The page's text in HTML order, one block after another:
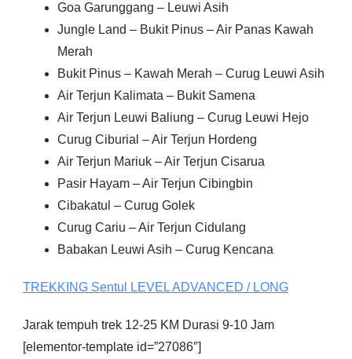
Goa Garunggang – Leuwi Asih
Jungle Land – Bukit Pinus – Air Panas Kawah
Merah
Bukit Pinus – Kawah Merah – Curug Leuwi Asih
Air Terjun Kalimata – Bukit Samena
Air Terjun Leuwi Baliung – Curug Leuwi Hejo
Curug Ciburial – Air Terjun Hordeng
Air Terjun Mariuk – Air Terjun Cisarua
Pasir Hayam – Air Terjun Cibingbin
Cibakatul – Curug Golek
Curug Cariu – Air Terjun Cidulang
Babakan Leuwi Asih – Curug Kencana
TREKKING Sentul LEVEL ADVANCED / LONG
Jarak tempuh trek 12-25 KM Durasi 9-10 Jam
[elementor-template id=”27086″]